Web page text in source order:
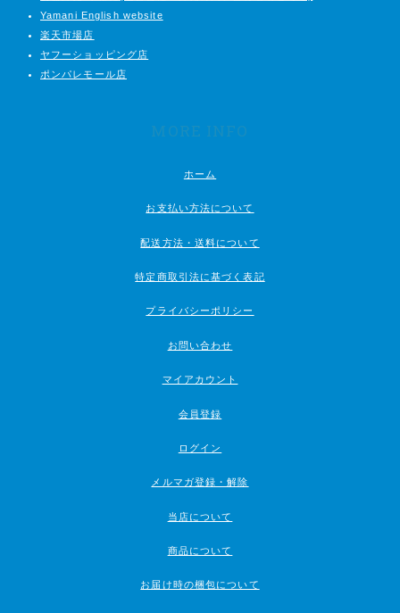
Yamani English website
楽天市場店
ヤフーショッピング店
ポンパレモール店
MORE INFO
ホーム
お支払い方法について
配送方法・送料について
特定商取引法に基づく表記
プライバシーポリシー
お問い合わせ
マイアカウント
会員登録
ログイン
メルマガ登録・解除
当店について
商品について
お届け時の梱包について